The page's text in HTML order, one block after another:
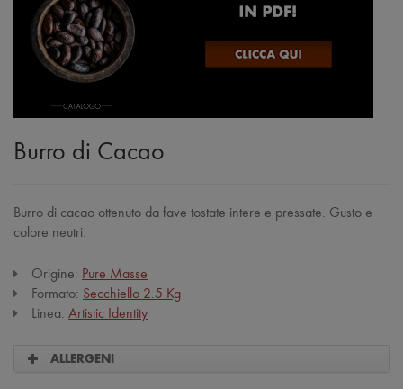
Burro di Cacao
Burro di cacao ottenuto da fave tostate intere e pressate. Gusto e
colore neutri.
Origine: Pure Masse
Formato: Secchiello 2.5 Kg
Linea: Artistic Identity
ALLERGENI